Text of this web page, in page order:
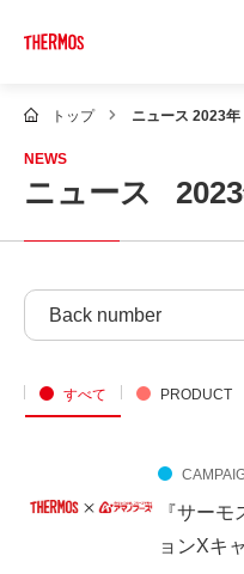
トップ ニュース 2023年
NEWS
ニュース
Back number
すべて PRODUCT
『サー
ョンXキ